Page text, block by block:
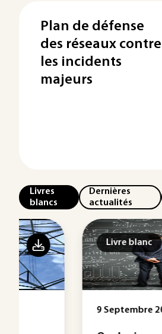
Plan de défense
des réseaux contre
les incidents
majeurs
Livres
blancs
Dernières
actualités
Livre blanc
9 Septembre 2016